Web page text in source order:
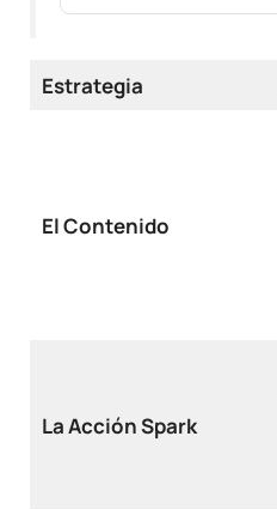
Estrategia
El Contenido
La Acción Spark